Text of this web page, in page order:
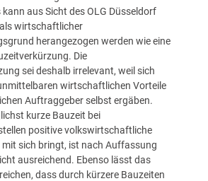
aus Sicht des OLG Düsseldorf
wirtschaftlicher
herangezogen werden wie eine
Die
sei deshalb irrelevant, weil sich
wirtschaftlichen Vorteile
Auftraggeber selbst ergäben.
kurze Bauzeit bei
positive volkswirtschaftliche
sich bringt, ist nach Auffassung
ausreichend. Ebenso lässt das
dass durch kürzere Bauzeiten